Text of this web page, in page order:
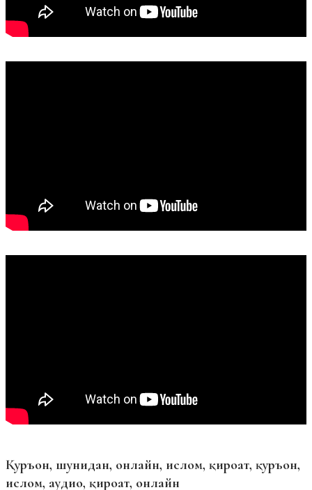
Қуръон, шунидан, онлайн, ислом, қироат, қуръон,
ислом, аудио, қироат, онлайн